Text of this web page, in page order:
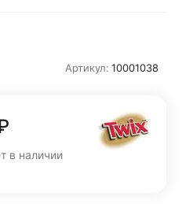
Артикул: 10001038
в наличии